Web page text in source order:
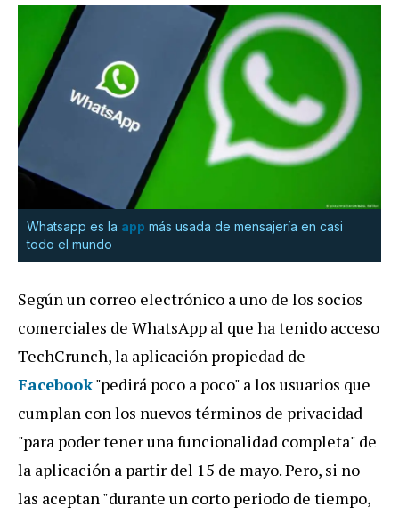
Whatsapp es la app más usada de mensajería en casi
todo el mundo
Según un correo electrónico a uno de los socios
comerciales de WhatsApp al que ha tenido acceso
TechCrunch, la aplicación propiedad de
Facebook"pedirá poco a poco" a los usuarios que
cumplan con los nuevos términos de privacidad
"para poder tener una funcionalidad completa" de
la aplicación a partir del 15 de mayo. Pero, si no
las aceptan "durante un corto periodo de tiempo,